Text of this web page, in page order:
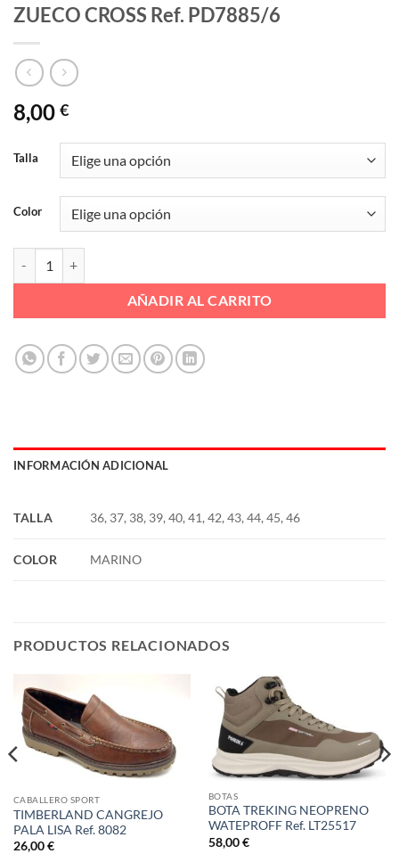
ZUECO CROSS Ref. PD7885/6
8,00 €
Talla
Color
AÑADIR AL CARRITO
INFORMACIÓN ADICIONAL
TALLA 36, 37, 38, 39, 40, 41, 42, 43, 44, 45, 46
COLOR MARINO
PRODUCTOS RELACIONADOS
CABALLERO SPORT
TIMBERLAND CANGREJO
PALA LISA Ref. 8082
26,00€
BOTAS
BOTA TREKING NEOPRENO
WATEPROFF Ref. LT25517
58,00€